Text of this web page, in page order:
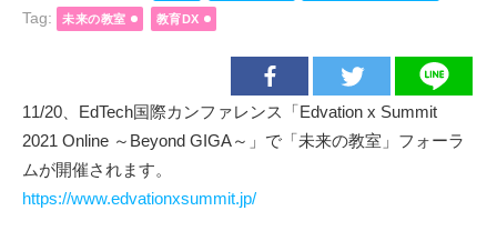
on
Tag: 未来の教室 教育DX
11/20、EdTech国際カンファレンス「Edvation x Summit
2021 Online ～Beyond GIGA～」で「未来の教室」フォーラ
ムが開催されます。
https://www.edvationxsummit.jp/